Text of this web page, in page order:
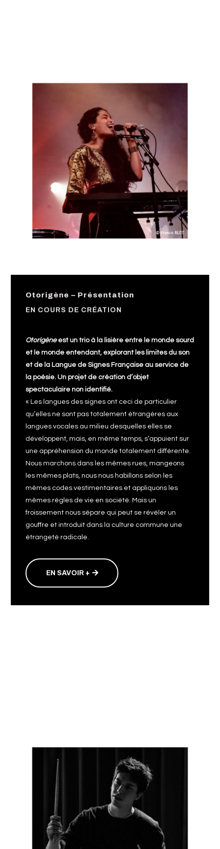
Otorigène – Présentation
EN COURS DE CRÉATION
Otorigèneest un trio à la lisière entre le monde sourd
et le monde entendant, explorant les limites du son
et de la Langue de Signes Française au service de
la poésie. Un projet de création d’objet
spectaculaire non identifié.
« Les langues des signes ont ceci de particulier
qu’elles ne sont pas totalement étrangères aux
langues vocales au milieu desquelles elles se
développent, mais, en même temps, s’appuient sur
une appréhension du monde totalement différente.
Nous marchons dans les mêmes rues, mangeons
les mêmes plats, nous nous habillons selon les
mêmes codes vestimentaires et appliquons les
mêmes règles de vie en société. Mais un
froissement nous sépare qui peut se révéler un
gouffre et introduit dans la culture commune une
étrangeté radicale.
EN SAVOIR +